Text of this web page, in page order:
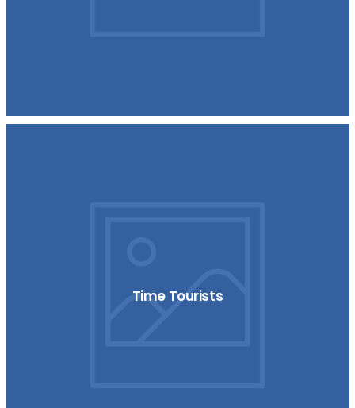
Time Tourists